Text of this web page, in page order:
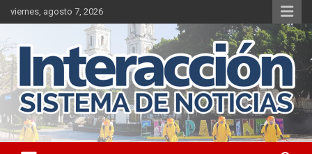
Saltar
al
viernes, agosto 7, 2026